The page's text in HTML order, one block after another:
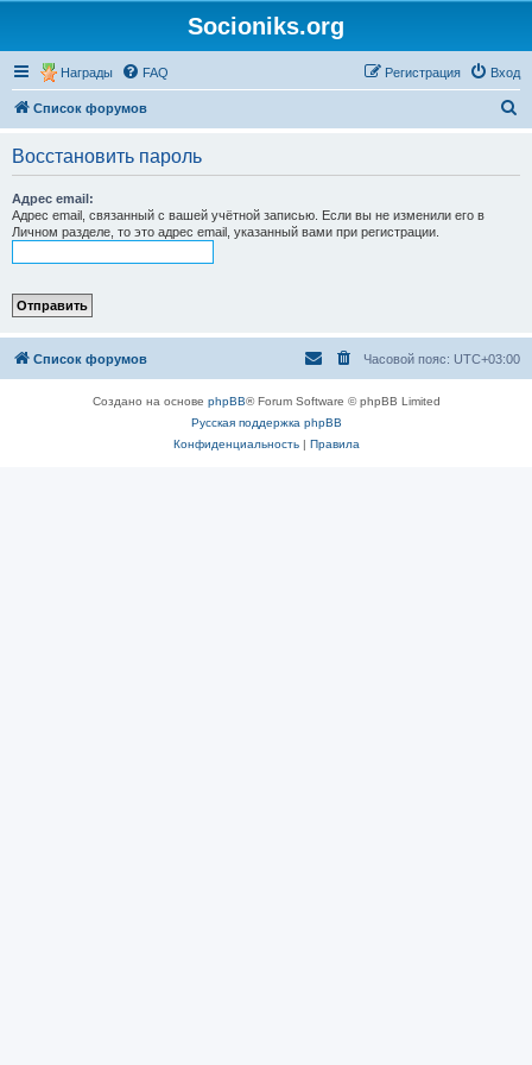
Socioniks.org
Награды FAQ Вход
Регистрация
Список форумов
Восстановить пароль
Адрес email:
Адрес email, связанный с вашей учётной записью. Если вы не изменили его в
Личном разделе, то это адрес email, указанный вами при регистрации.
Список форумов Часовой пояс: UTC+03:00
Создано на основе phpBB® Forum Software © phpBB Limited
Русская поддержка phpBB
Конфиденциальность| Правила